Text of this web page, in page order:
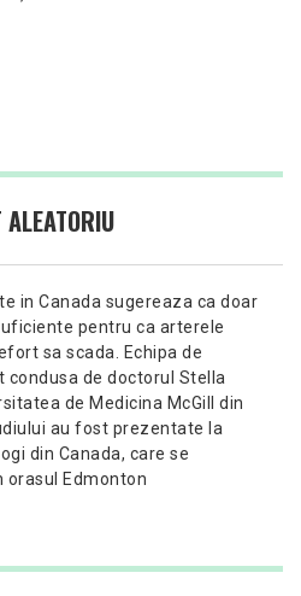
ALEATORIU
in Canada sugereaza ca doar
pentru ca arterele
sa scada. Echipa de
de doctorul Stella
de Medicina McGill din
au fost prezentate la
din Canada, care se
orasul Edmonton